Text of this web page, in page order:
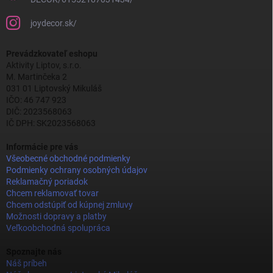
joydecor.sk/
Prevádzkovateľ eshopu
Aktivity Liptov, s.r.o.
M. Martinčeka 2
031 01 Liptovský Mikuláš
IČO: 46 747 923
DIČ: 2023568063
IČ DPH: SK2023568063
Informácie pre vás
Všeobecné obchodné podmienky
Podmienky ochrany osobných údajov
Reklamačný poriadok
Chcem reklamovať tovar
Chcem odstúpiť od kúpnej zmluvy
Možnosti dopravy a platby
Veľkoobchodná spolupráca
Náš príbeh